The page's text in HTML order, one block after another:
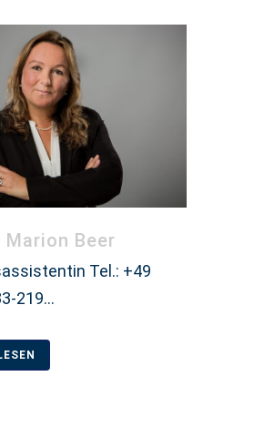
Marion Beer
Tel.: +49
219...